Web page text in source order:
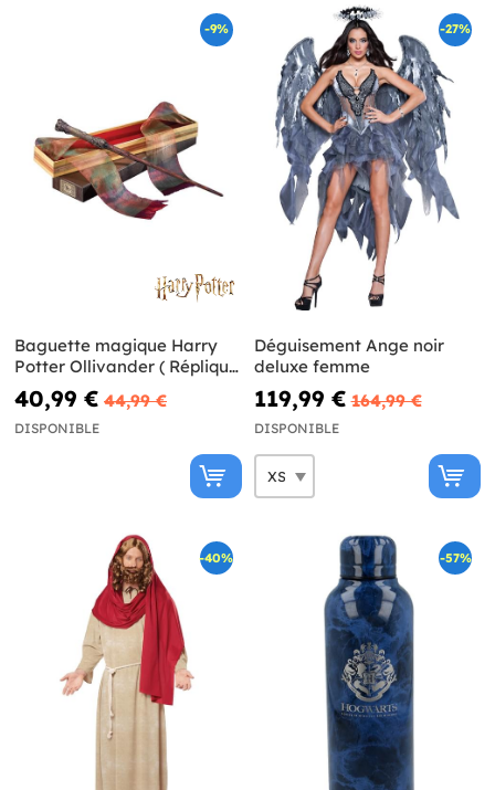
-9%
Baguette magique Harry
Potter Ollivander ( Réplique
Officielle)
40,99 € 44,99 €
DISPONIBLE
-27%
Déguisement Ange noir
deluxe femme
119,99 € 164,99 €
DISPONIBLE
-40% -57%